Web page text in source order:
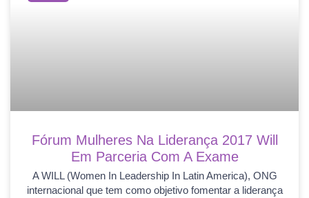
Fórum Mulheres Na Liderança 2017 Will
Em Parceria Com A Exame
A WILL (Women In Leadership In Latin America), ONG
internacional que tem como objetivo fomentar a liderança